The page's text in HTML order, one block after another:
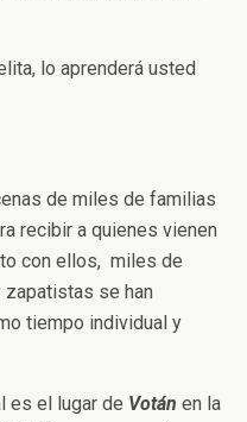
lo aprenderá usted
de miles de familias
recibir a quienes vienen
con ellos, miles de
zapatistas se han
tiempo individual y
es el lugar de Votán en la